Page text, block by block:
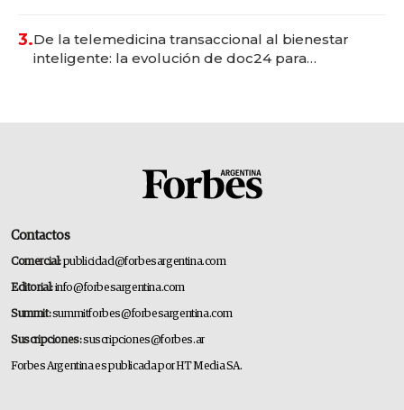
3.De la telemedicina transaccional al bienestar
inteligente: la evolución de doc24 para
Contactos
Comercial:publicidad@forbesargentina.com
Editorial:info@forbesargentina.com
Summit:summitforbes@forbesargentina.com
Suscripciones:suscripciones@forbes.ar
Forbes Argentina es publicada por HT Media SA.